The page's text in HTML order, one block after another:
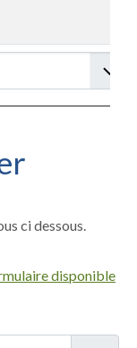
ci dessous.
disponible